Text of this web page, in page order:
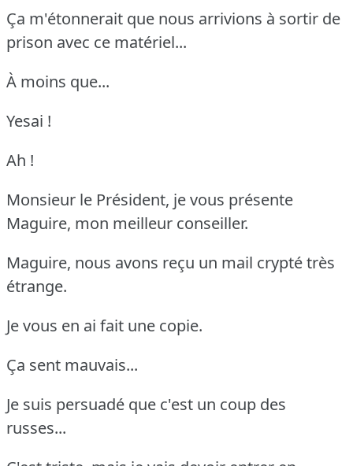
Ça m'étonnerait que nous arrivions à sortir de
prison avec ce matériel...
À moins que...
Yesai !
Ah !
Monsieur le Président, je vous présente
Maguire, mon meilleur conseiller.
Maguire, nous avons reçu un mail crypté très
étrange.
Je vous en ai fait une copie.
Ça sent mauvais...
Je suis persuadé que c'est un coup des
russes...